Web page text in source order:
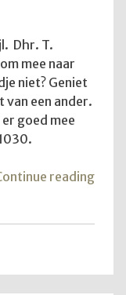
Dhr. T.
mee naar
niet? Geniet
van een ander.
goed mee
reading